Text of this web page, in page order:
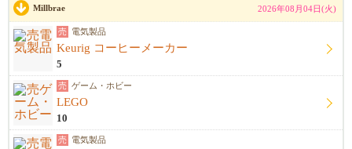
Millbrae 2026年08月04日(火)
売 電気製品
Keurig コーヒーメーカー
5
売 ゲーム・ホビー
LEGO
10
売 電気製品